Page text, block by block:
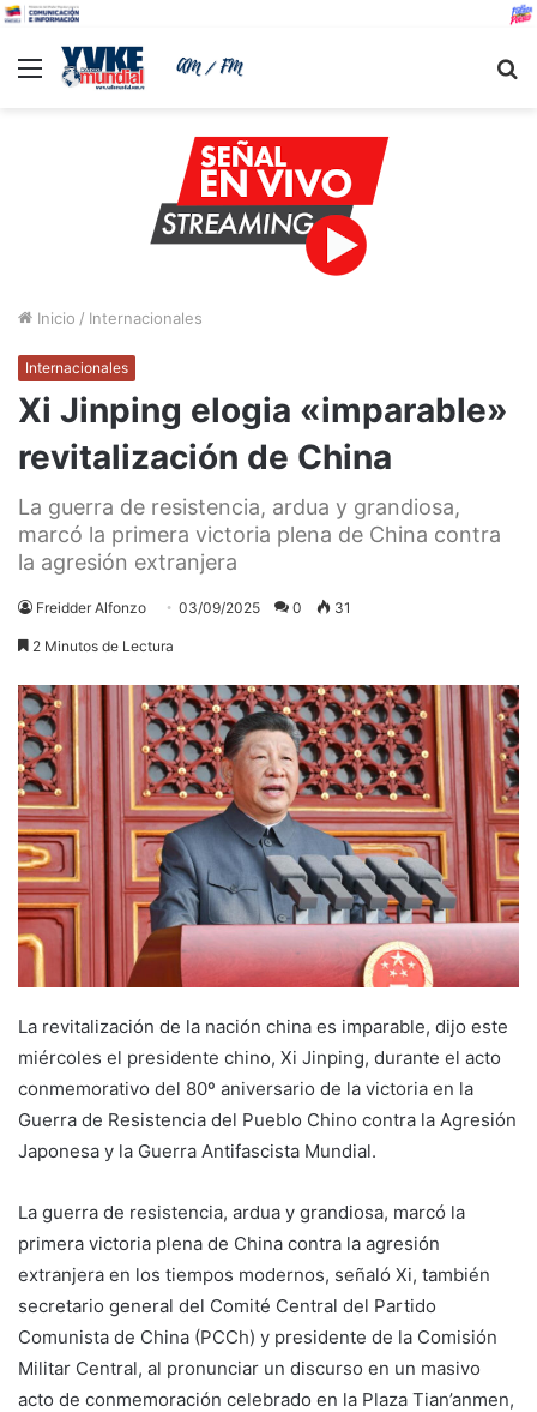
Menu
Inicio / Internacionales
Internacionales
Xi Jinping elogia «imparable»
revitalización de China
La guerra de resistencia, ardua y grandiosa,
marcó la primera victoria plena de China contra
la agresión extranjera
Freidder Alfonzo 03/09/2025 0 31
2 Minutos de Lectura
La revitalización de la nación china es imparable, dijo este
miércoles el presidente chino, Xi Jinping, durante el acto
conmemorativo del 80º aniversario de la victoria en la
Guerra de Resistencia del Pueblo Chino contra la Agresión
Japonesa y la Guerra Antifascista Mundial.
La guerra de resistencia, ardua y grandiosa, marcó la
primera victoria plena de China contra la agresión
extranjera en los tiempos modernos, señaló Xi, también
secretario general del Comité Central del Partido
Comunista de China (PCCh) y presidente de la Comisión
Militar Central, al pronunciar un discurso en un masivo
acto de conmemoración celebrado en la Plaza Tian’anmen,